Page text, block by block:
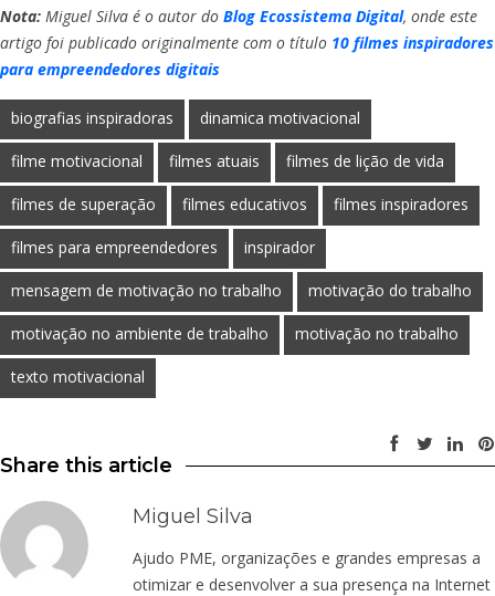
Nota: Miguel Silva é o autor do Blog Ecossistema Digital, onde este
artigo foi publicado originalmente com o título 10 filmes inspiradores
para empreendedores digitais
biografias inspiradoras dinamica motivacional
filme motivacional filmes atuais filmes de lição de vida
filmes de superação filmes educativos filmes inspiradores
filmes para empreendedores inspirador
mensagem de motivação no trabalho motivação do trabalho
motivação no ambiente de trabalho motivação no trabalho
texto motivacional
Share this article
Miguel Silva
Ajudo PME, organizações e grandes empresas a
otimizar e desenvolver a sua presença na Internet